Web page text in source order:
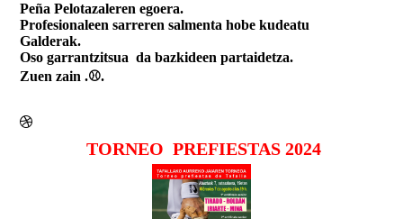
Peña Pelotazaleren egoera.
Profesionaleen sarreren salmenta hobe kudeatu
Galderak.
Oso garrantzitsua da bazkideen partaidetza.
Zuen zain .⚾.
TORNEO PREFIESTAS 2024